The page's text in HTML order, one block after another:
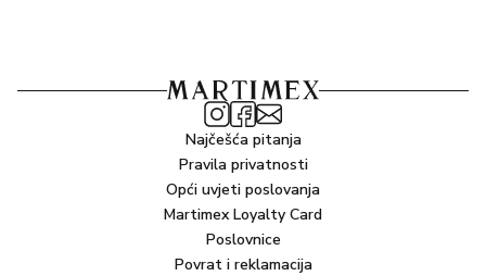
Najčešća pitanja
Pravila privatnosti
Opći uvjeti poslovanja
Martimex Loyalty Card
Poslovnice
Povrat i reklamacija